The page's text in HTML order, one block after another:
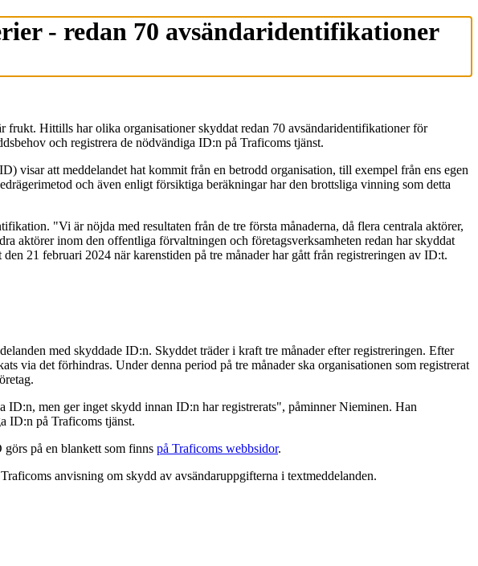
- redan 70 avsändaridentifikationer
frukt. Hittills har olika organisationer skyddat redan 70 avsändaridentifikationer för
och registrera de nödvändiga ID:n på Traficoms tjänst.
visar att meddelandet hat kommit från en betrodd organisation, till exempel från ens egen
och även enligt försiktiga beräkningar har den brottsliga vinning som detta
"Vi är nöjda med resultaten från de tre första månaderna, då flera centrala aktörer,
aktörer inom den offentliga förvaltningen och företagsverksamheten redan har skyddat
21 februari 2024 när karenstiden på tre månader har gått från registreringen av ID:t.
med skyddade ID:n. Skyddet träder i kraft tre månader efter registreringen. Efter
via det förhindras. Under denna period på tre månader ska organisationen som registrerat
men ger inget skydd innan ID:n har registrerats", påminner Nieminen. Han
ID:n på Traficoms tjänst.
på en blankett som finns på Traficoms webbsidor.
anvisning om skydd av avsändaruppgifterna i textmeddelanden.